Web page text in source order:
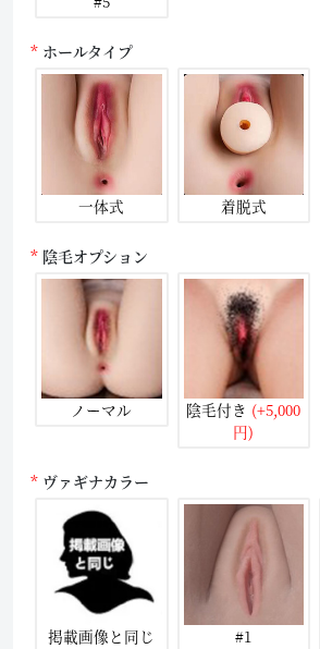
ホールタイプ
一体式 着脱式
陰毛オプション
ノーマル 陰毛付き (+5,000
円)
ヴァギナカラー
掲載画像と同じ #1